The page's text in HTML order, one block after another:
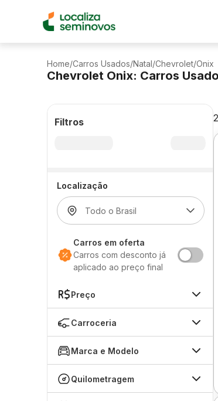
Home/Carros Usados/Natal/Chevrolet/Onix
Chevrolet Onix: Carros
Filtros
Localização
Carros em oferta
Carros com desconto já
aplicado ao preço final
Preço
Carroceria
Marca e Modelo
Quilometragem